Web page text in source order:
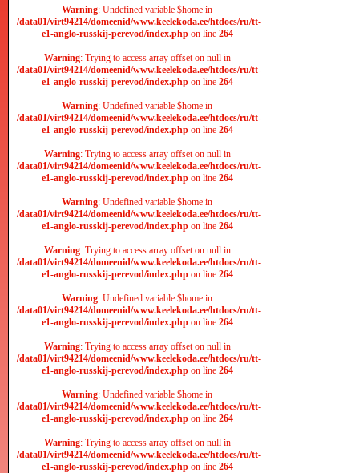
Warning: Undefined variable $home in
/data01/virt94214/domeenid/www.keelekoda.ee/htdocs/ru/tt-
e1-anglo-russkij-perevod/index.phpon line 264
Warning: Trying to access array offset on null in
/data01/virt94214/domeenid/www.keelekoda.ee/htdocs/ru/tt-
e1-anglo-russkij-perevod/index.phpon line 264
Warning: Undefined variable $home in
/data01/virt94214/domeenid/www.keelekoda.ee/htdocs/ru/tt-
e1-anglo-russkij-perevod/index.phpon line 264
Warning: Trying to access array offset on null in
/data01/virt94214/domeenid/www.keelekoda.ee/htdocs/ru/tt-
e1-anglo-russkij-perevod/index.phpon line 264
Warning: Undefined variable $home in
/data01/virt94214/domeenid/www.keelekoda.ee/htdocs/ru/tt-
e1-anglo-russkij-perevod/index.phpon line 264
Warning: Trying to access array offset on null in
/data01/virt94214/domeenid/www.keelekoda.ee/htdocs/ru/tt-
e1-anglo-russkij-perevod/index.phpon line 264
Warning: Undefined variable $home in
/data01/virt94214/domeenid/www.keelekoda.ee/htdocs/ru/tt-
e1-anglo-russkij-perevod/index.phpon line 264
Warning: Trying to access array offset on null in
/data01/virt94214/domeenid/www.keelekoda.ee/htdocs/ru/tt-
e1-anglo-russkij-perevod/index.phpon line 264
Warning: Undefined variable $home in
/data01/virt94214/domeenid/www.keelekoda.ee/htdocs/ru/tt-
e1-anglo-russkij-perevod/index.phpon line 264
Warning: Trying to access array offset on null in
/data01/virt94214/domeenid/www.keelekoda.ee/htdocs/ru/tt-
e1-anglo-russkij-perevod/index.phpon line 264